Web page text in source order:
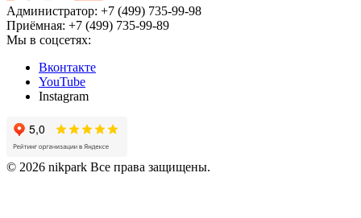
Администратор: +7 (499) 735-99-98
Приёмная: +7 (499) 735-99-89
Мы в соцсетях:
Вконтакте
YouTube
Instagram
© 2026 nikpark Все права защищены.